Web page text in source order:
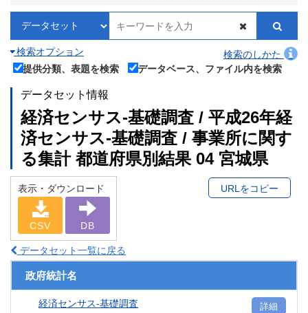
検索オプション
検索のしかた
提供分類、表題を検索
データベース、ファイル内を検索
データセット情報
経済センサス‐基礎調査 / 平成26年経
済センサス‐基礎調査 / 事業所に関す
る集計 都道府県別結果 04 宮城県
表示・ダウンロード
CSV DB
URLをコピー
データセット一覧に戻る
政府統計名
経済センサス‐基礎調査 詳細